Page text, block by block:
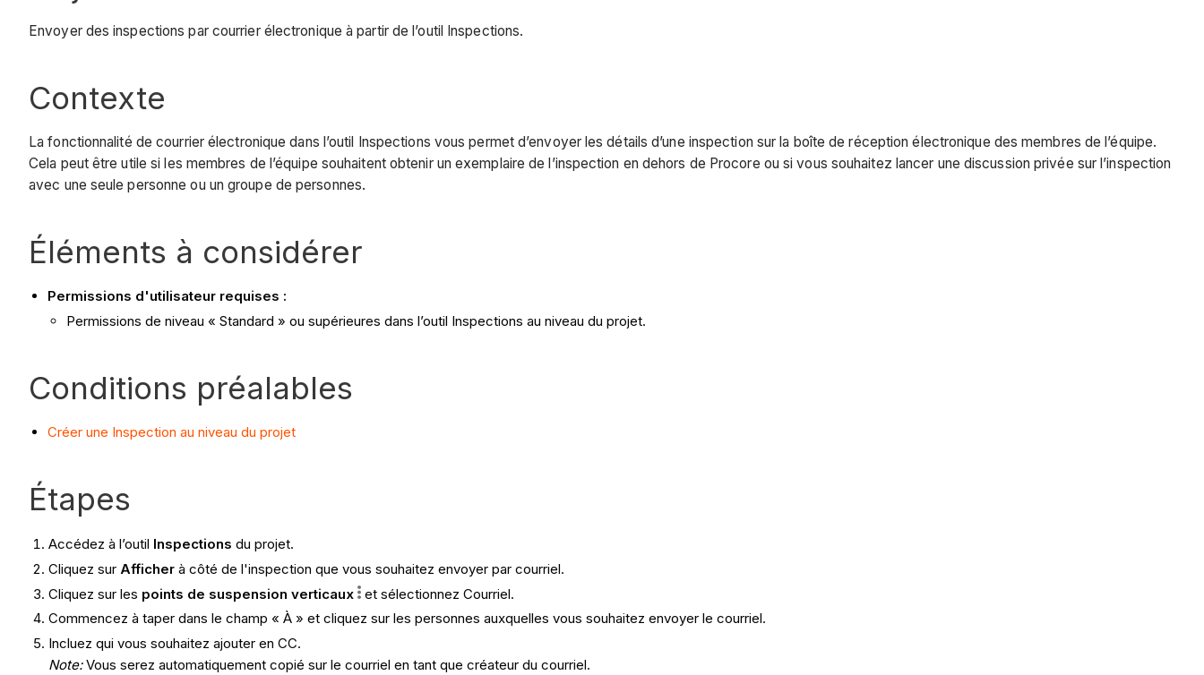
Envoyer des inspections par courrier électronique à partir de l’outil Inspections.
Contexte
La fonctionnalité de courrier électronique dans l’outil Inspections vous permet d’envoyer les détails d’une inspection sur la boîte de réception électronique des membres de l’équipe.
Cela peut être utile si les membres de l’équipe souhaitent obtenir un exemplaire de l’inspection en dehors de Procore ou si vous souhaitez lancer une discussion privée sur l’inspection
avec une seule personne ou un groupe de personnes.
Éléments à considérer
Permissions d'utilisateur requises :
Permissions de niveau « Standard » ou supérieures dans l’outil Inspections au niveau du projet.
Conditions préalables
Créer une Inspection au niveau du projet
Étapes
Accédez à l’outil Inspections du projet.
Cliquez sur Afficher à côté de l'inspection que vous souhaitez envoyer par courriel.
Cliquez sur les points de suspension verticaux et sélectionnezCourriel.
Commencez à taper dans le champ « À » et cliquez sur les personnes auxquelles vous souhaitez envoyer le courriel.
Incluez qui vous souhaitez ajouter en CC.
Note:Vous serez automatiquement copié sur le courriel en tant que créateur du courriel.